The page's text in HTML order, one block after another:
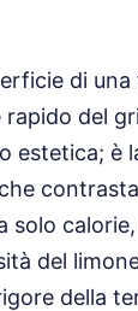
di
del
estetica; è
solo
del
della